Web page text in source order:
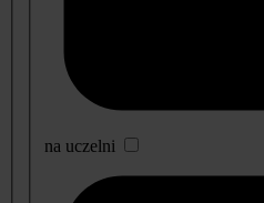
na uczelni